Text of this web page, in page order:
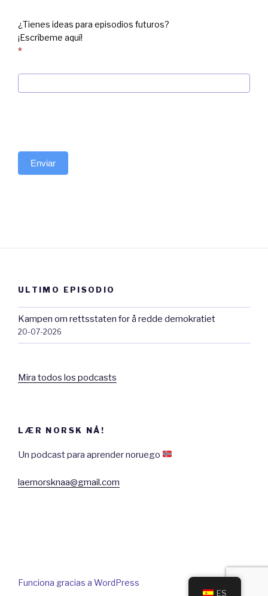
¿Tienes ideas para episodios futuros?
¡Escríbeme aquí!
*
Enviar
ULTIMO EPISODIO
Kampen om rettsstaten for å redde demokratiet
20-07-2026
Mira todos los podcasts
LÆR NORSK NÅ!
Un podcast para aprender noruego
laernorsknaa@gmail.com
Funciona gracias a WordPress
ES